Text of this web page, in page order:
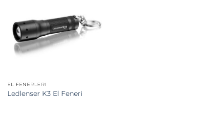
EL FENERLERI
Ledlenser K3 El Feneri